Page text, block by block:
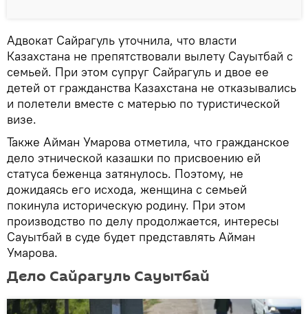
Адвокат Сайрагуль уточнила, что власти
Казахстана не препятствовали вылету Сауытбай с
семьей. При этом супруг Сайрагуль и двое ее
детей от гражданства Казахстана не отказывались
и полетели вместе с матерью по туристической
визе.
Также Айман Умарова отметила, что гражданское
дело этнической казашки по присвоению ей
статуса беженца затянулось. Поэтому, не
дожидаясь его исхода, женщина с семьей
покинула историческую родину. При этом
производство по делу продолжается, интересы
Сауытбай в суде будет представлять Айман
Умарова.
Дело Сайрагуль Сауытбай